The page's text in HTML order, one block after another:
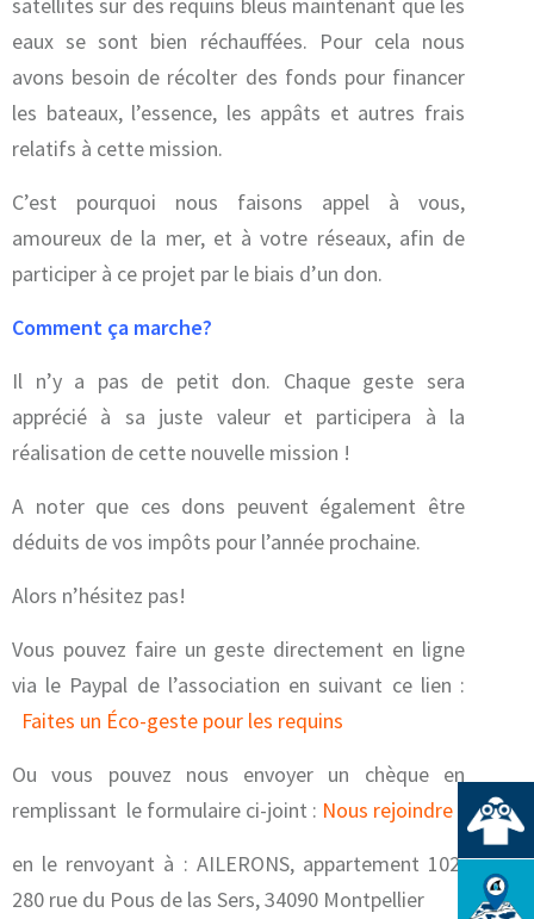
eaux se sont bien réchauffées. Pour cela nous
avons besoin de récolter des fonds pour financer
les bateaux, l’essence, les appâts et autres frais
relatifs à cette mission.
C’est pourquoi nous faisons appel à vous,
amoureux de la mer, et à votre réseaux, afin de
participer à ce projet par le biais d’un don.
Comment ça marche?
Il n’y a pas de petit don. Chaque geste sera
apprécié à sa juste valeur et participera à la
réalisation de cette nouvelle mission !
A noter que ces dons peuvent également être
déduits de vos impôts pour l’année prochaine.
Alors n’hésitez pas!
Vous pouvez faire un geste directement en ligne
via le Paypal de l’association en suivant ce lien :
Faites un Éco-geste pour les requins
Ou vous pouvez nous envoyer un chèque en
remplissant le formulaire ci-joint : Nous rejoindre
en le renvoyant à : AILERONS, appartement 102,
280 rue du Pous de las Sers, 34090 Montpellier